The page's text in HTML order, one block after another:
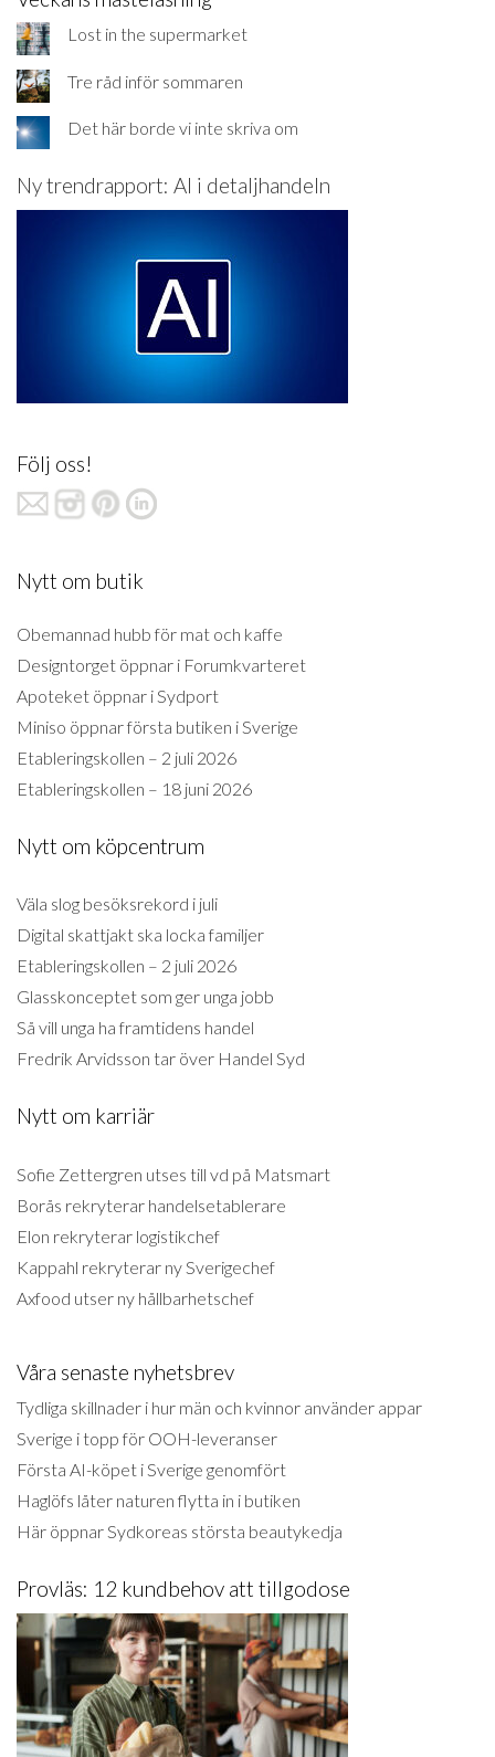
Lost in the supermarket
Tre råd inför sommaren
Det här borde vi inte skriva om
Ny trendrapport: AI i detaljhandeln
Följ oss!
Nytt om butik
Obemannad hubb för mat och kaffe
Designtorget öppnar i Forumkvarteret
Apoteket öppnar i Sydport
Miniso öppnar första butiken i Sverige
Etableringskollen – 2 juli 2026
Etableringskollen – 18 juni 2026
Nytt om köpcentrum
Väla slog besöksrekord i juli
Digital skattjakt ska locka familjer
Etableringskollen – 2 juli 2026
Glasskonceptet som ger unga jobb
Så vill unga ha framtidens handel
Fredrik Arvidsson tar över Handel Syd
Nytt om karriär
Sofie Zettergren utses till vd på Matsmart
Borås rekryterar handelsetablerare
Elon rekryterar logistikchef
Kappahl rekryterar ny Sverigechef
Axfood utser ny hållbarhetschef
Våra senaste nyhetsbrev
Tydliga skillnader i hur män och kvinnor använder appar
Sverige i topp för OOH-leveranser
Första AI-köpet i Sverige genomfört
Haglöfs låter naturen flytta in i butiken
Här öppnar Sydkoreas största beautykedja
Provläs: 12 kundbehov att tillgodose